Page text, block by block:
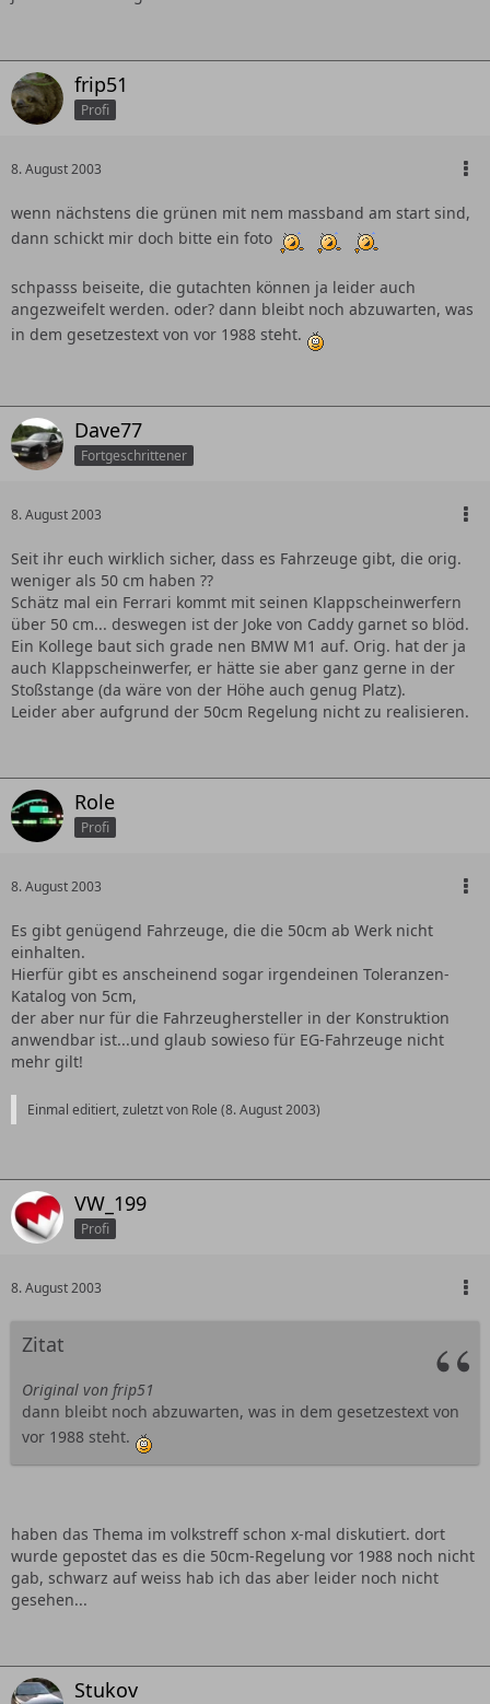
frip51
Profi
8. August 2003
wenn nächstens die grünen mit nem massband am start sind,
dann schickt mir doch bitte ein foto
schpasss beiseite, die gutachten können ja leider auch
angezweifelt werden. oder? dann bleibt noch abzuwarten, was
in dem gesetzestext von vor 1988 steht.
Dave77
Fortgeschrittener
8. August 2003
Seit ihr euch wirklich sicher, dass es Fahrzeuge gibt, die orig.
weniger als 50 cm haben ??
Schätz mal ein Ferrari kommt mit seinen Klappscheinwerfern
über 50 cm... deswegen ist der Joke von Caddy garnet so blöd.
Ein Kollege baut sich grade nen BMW M1 auf. Orig. hat der ja
auch Klappscheinwerfer, er hätte sie aber ganz gerne in der
Stoßstange (da wäre von der Höhe auch genug Platz).
Leider aber aufgrund der 50cm Regelung nicht zu realisieren.
Role
Profi
8. August 2003
Es gibt genügend Fahrzeuge, die die 50cm ab Werk nicht
einhalten.
Hierfür gibt es anscheinend sogar irgendeinen Toleranzen-
Katalog von 5cm,
der aber nur für die Fahrzeughersteller in der Konstruktion
anwendbar ist...und glaub sowieso für EG-Fahrzeuge nicht
mehr gilt!
Einmal editiert, zuletzt von Role (8. August 2003)
VW_199
Profi
8. August 2003
Zitat
Original von frip51
dann bleibt noch abzuwarten, was in dem gesetzestext von
vor 1988 steht.
haben das Thema im volkstreff schon x-mal diskutiert. dort
wurde gepostet das es die 50cm-Regelung vor 1988 noch nicht
gab, schwarz auf weiss hab ich das aber leider noch nicht
gesehen...
Stukov